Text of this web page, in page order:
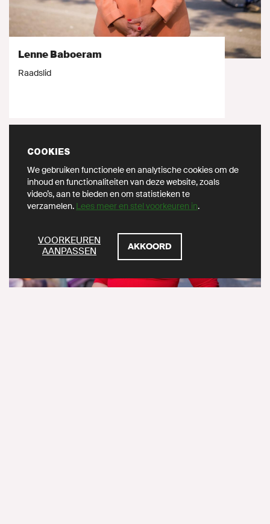
COOKIES
We gebruiken functionele en analytische cookies om de
inhoud en functionaliteiten van deze website, zoals
video’s, aan te bieden en om statistieken te
verzamelen. Lees meer en stel voorkeuren in.
VOORKEUREN
AANPASSEN
AKKOORD
Lenne Baboeram
Raadslid
ZOEKEN